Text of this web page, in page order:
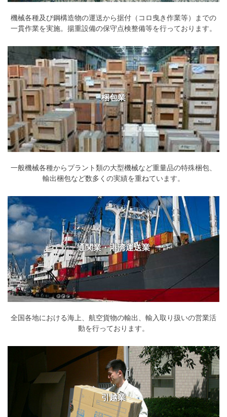
機械各種及び鋼構造物の運送から据付（コロ曳き作業等）までの
一貫作業を実施。揚重設備の保守点検整備等を行っております。
梱包業
一般機械各種からプラント類の大型機械など重量品の特殊梱包、
輸出梱包など数多くの実績を重ねています。
通関業・港湾運送業
全国各地における海上、航空貨物の輸出、輸入取り扱いの営業活
動を行っております。
引越業